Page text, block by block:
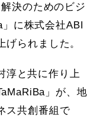
決のためのビジ
に株式会社ABI
られました。
淳と共に作り上
」が、地
ス共創番組で